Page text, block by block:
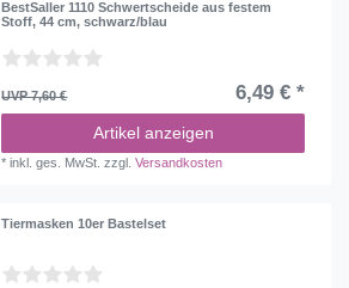
BestSaller 1110 Schwertscheide aus festem
Stoff, 44 cm, schwarz/blau
UVP 7,60 € 6,49 € *
Artikel anzeigen
*inkl. ges. MwSt. zzgl.Versandkosten
Tiermasken 10er Bastelset